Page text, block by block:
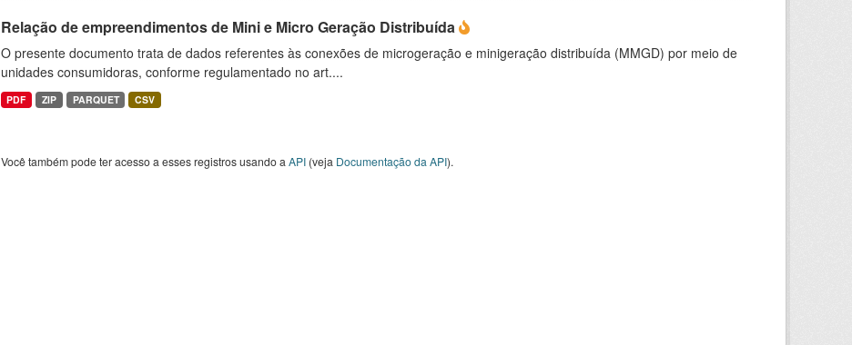
Relação de empreendimentos de Mini e Micro Geração Distribuída
O presente documento trata de dados referentes às conexões de microgeração e minigeração distribuída (MMGD) por meio de
unidades consumidoras, conforme regulamentado no art....
PDF ZIP PARQUET CSV
Você também pode ter acesso a esses registros usando a API(veja Documentação da API).